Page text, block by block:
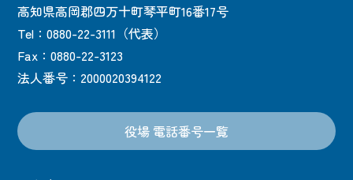
高知県高岡郡四万十町琴平町16番17号
Tel：0880-22-3111（代表）
Fax：0880-22-3123
法人番号：2000020394122
役場 電話番号一覧